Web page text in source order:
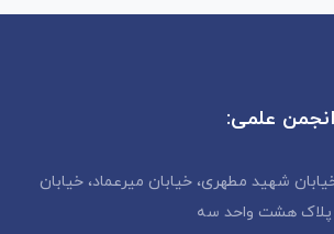
انجمن علمی:
شهید مطهری، خیابان میرعماد، خیابان
هشت واحد سه